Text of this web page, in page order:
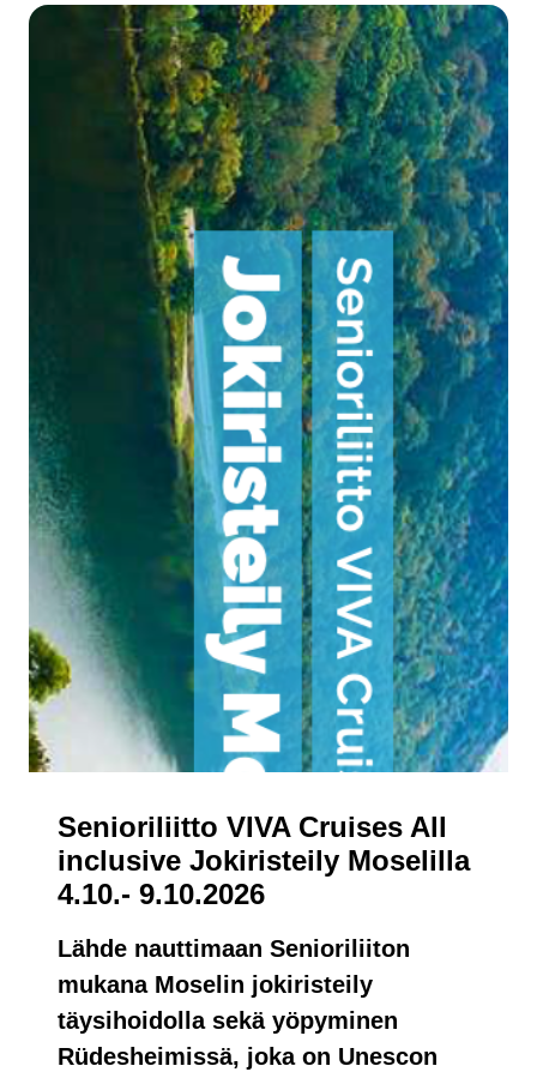
Senioriliitto VIVA Cruises All
inclusive Jokiristeily Moselilla
4.10.- 9.10.2026
Lähde nauttimaan Senioriliiton
mukana Moselin jokiristeily
täysihoidolla sekä yöpyminen
Rüdesheimissä, joka on Unescon